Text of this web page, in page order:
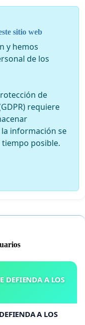
sitio web
y hemos
de los
de
requiere
información se
posible.
DEFIENDA A LOS
A LOS